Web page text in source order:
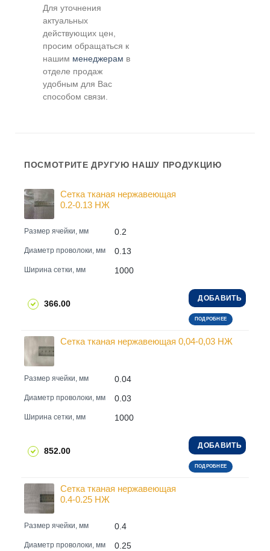
Для уточнения
актуальных
действующих цен,
просим обращаться к
нашим менеджерам в
отделе продаж
удобным для Вас
способом связи.
ПОСМОТРИТЕ ДРУГУЮ НАШУ ПРОДУКЦИЮ
Сетка тканая нержавеющая
0.2-0.13 НЖ
Размер ячейки, мм 0.2
Диаметр проволоки, мм 0.13
Ширина сетки, мм 1000
366.00
ДОБАВИТЬ
ПОДРОБНЕЕ
Сетка тканая нержавеющая 0,04-0,03 НЖ
Размер ячейки, мм 0.04
Диаметр проволоки, мм 0.03
Ширина сетки, мм 1000
852.00
ДОБАВИТЬ
ПОДРОБНЕЕ
Сетка тканая нержавеющая
0.4-0.25 НЖ
Размер ячейки, мм 0.4
Диаметр проволоки, мм 0.25